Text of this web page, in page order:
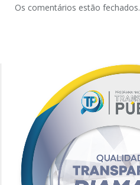
Os comentários estão fechados.